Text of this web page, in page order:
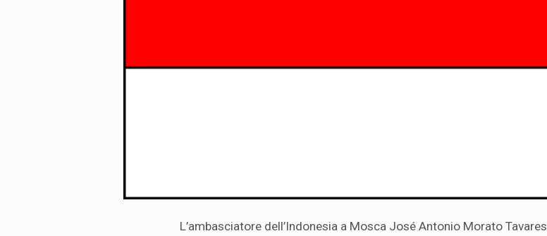
L’ambasciatore dell’Indonesia a Mosca José Antonio Morato Tavares